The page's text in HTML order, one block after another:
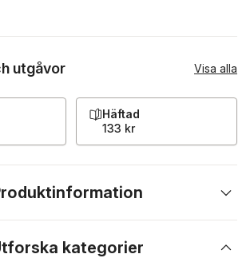
utgåvor Visa alla
Häftad
133 kr
kategorier